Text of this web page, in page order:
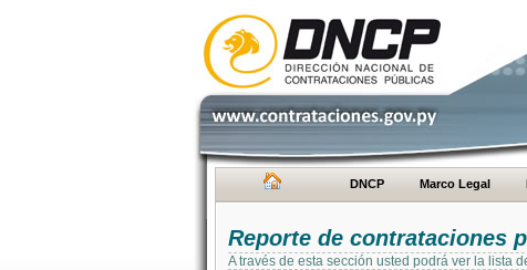
DNCP Marco Legal
Reporte de contrataciones
A través de esta sección usted podrá ver la lista